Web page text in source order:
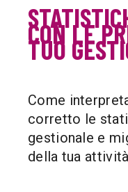
CON LE
TUO
Come
corretto le
gestionale e
della tua